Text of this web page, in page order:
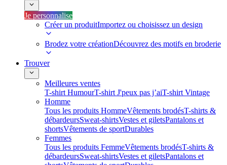
Je personnalise
Créer un produitImportez ou choisissez un design
Brodez votre créationDécouvrez des motifs en broderie
Trouver
Meilleures ventes
T-shirt HumourT-shirt J'peux pas j’aiT-shirt Vintage
Homme
Tous les produits HommeVêtements brodésT-shirts &
débardeursSweat-shirtsVestes et giletsPantalons et
shortsVêtements de sportDurables
Femmes
Tous les produits FemmeVêtements brodésT-shirts &
débardeursSweat-shirtsVestes et giletsPantalons et